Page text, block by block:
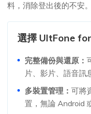
料，消除登出後的不安。
選擇 UltFone
完整備份與還原：
片、影片、語音訊
多裝置管理： 可將
置，無論 Android